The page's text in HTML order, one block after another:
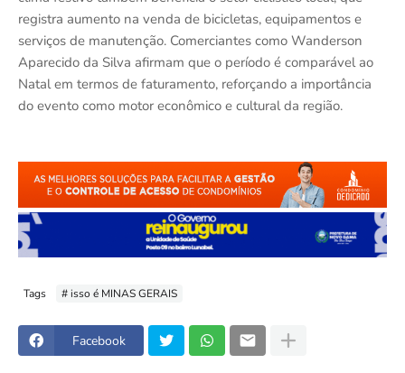
registra aumento na venda de bicicletas, equipamentos e
serviços de manutenção. Comerciantes como Wanderson
Aparecido da Silva afirmam que o período é comparável ao
Natal em termos de faturamento, reforçando a importância
do evento como motor econômico e cultural da região.
Tags # isso é MINAS GERAIS
Facebook